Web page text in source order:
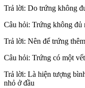
Trả lời: Do trứng không
Câu hỏi: Trứng không đủ
Trả lời: Nên để trứng
Câu hỏi: Trứng có một
Trả lời: Là hiện tượng
nhỏ ở đầu